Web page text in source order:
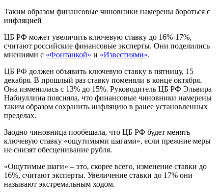
Таким образом финансовые чиновники намерены бороться с
инфляцией
ЦБ РФ может увеличить ключевую ставку до 16%-17%,
считают российские финансовые эксперты. Они поделились
мнениями с «Фонтанкой» и «Известиями».
ЦБ РФ должен объявить ключевую ставку в пятницу, 15
декабря. В прошлый раз ставку поменяли в конце октября.
Она изменилась с 13% до 15%. Руководитель ЦБ РФ Эльвира
Набиуллина поясняла, что финансовые чиновники намерены
таким образом сохранить инфляцию в ранее установленных
пределах.
Заодно чиновница пообещала, что ЦБ РФ будет менять
ключевую ставку «ощутимыми шагами», если прежние меры
не снизят обесценивание рубля.
«Ощутимые шаги» – это, скорее всего, изменение ставки до
16%, считают эксперты. Увеличение ставки до 17% они
называют экстремальным ходом.